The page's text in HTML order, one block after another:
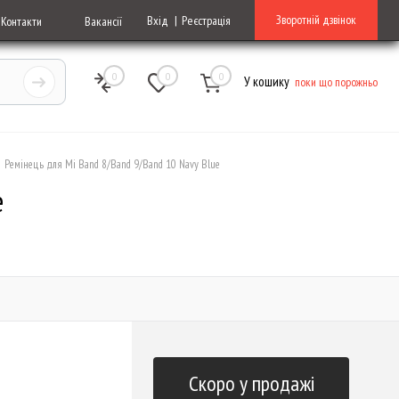
Контакти Вакансії Вхід Реєстрація Зворотній дзвінок
0 0 0 У кошику поки що порожньо
Ремінець для Mi Band 8/Band 9/Band 10 Navy Blue
Скоро у продажі